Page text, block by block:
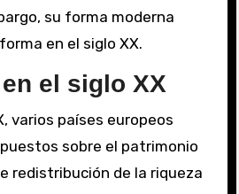
su forma moderna
en el siglo XX.
el siglo XX
varios países europeos
sobre el patrimonio
redistribución de la riqueza